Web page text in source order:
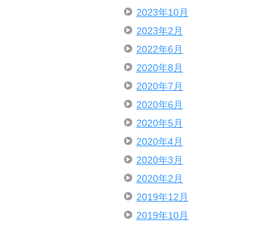
2023年10月
2023年2月
2022年6月
2020年8月
2020年7月
2020年6月
2020年5月
2020年4月
2020年3月
2020年2月
2019年12月
2019年10月